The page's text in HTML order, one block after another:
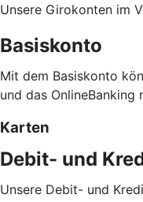
Unsere Girokonten im
Basiskonto
Mit dem Basiskonto
und das OnlineBanking
Karten
Debit- und
Unsere Debit- und